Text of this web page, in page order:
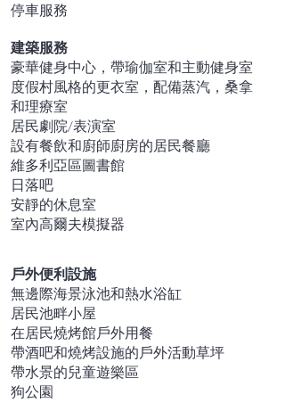
停車服務
建築服務
豪華健身中心，帶瑜伽室和主動健身室
度假村風格的更衣室，配備蒸汽，桑拿
和理療室
居民劇院/表演室
設有餐飲和廚師廚房的居民餐廳
維多利亞區圖書館
日落吧
安靜的休息室
室內高爾夫模擬器
戶外便利設施
無邊際海景泳池和熱水浴缸
居民池畔小屋
在居民燒烤館戶外用餐
帶酒吧和燒烤設施的戶外活動草坪
帶水景的兒童遊樂區
狗公園